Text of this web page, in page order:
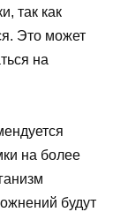
так как
Это может
на
на более
будут